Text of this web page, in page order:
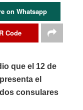
on Whatsapp
Code
que el 12 de
el
consulares